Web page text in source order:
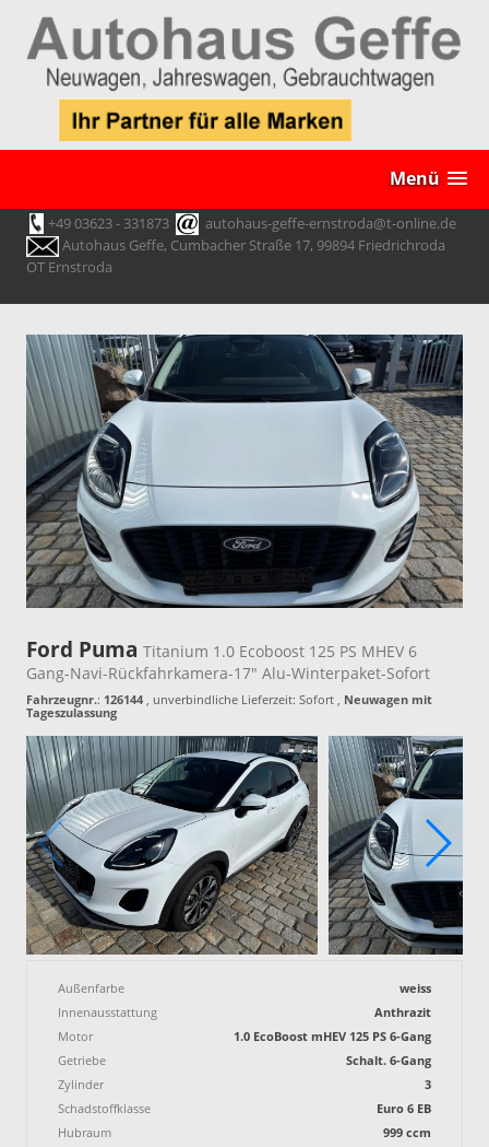
Menü
+49 03623 - 331873
autohaus-geffe-ernstroda@t-online.de
Autohaus Geffe, Cumbacher Straße 17, 99894 Friedrichroda
OT Ernstroda
Ford Puma Titanium 1.0 Ecoboost 125 PS MHEV 6
Gang-Navi-Rückfahrkamera-17" Alu-Winterpaket-Sofort
Fahrzeugnr.: 126144 , unverbindliche Lieferzeit: Sofort , Neuwagen mit
Tageszulassung
Außenfarbe
weiss
Innenausstattung
Anthrazit
Motor
1.0 EcoBoost mHEV 125 PS 6-Gang
Getriebe
Schalt. 6-Gang
Zylinder
3
Schadstoffklasse
Euro 6 EB
Hubraum
999 ccm